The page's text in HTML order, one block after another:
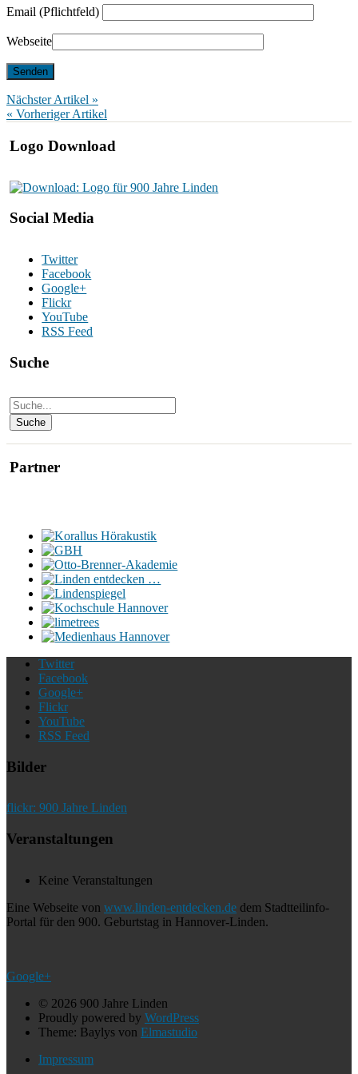
Email (Pflichtfeld)
Webseite
Nächster Artikel »
« Vorheriger Artikel
Logo Download
Social Media
Twitter
Facebook
Google+
Flickr
YouTube
RSS Feed
Suche
Partner
Twitter
Facebook
Google+
Flickr
YouTube
RSS Feed
Bilder
flickr: 900 Jahre Linden
Veranstaltungen
Keine Veranstaltungen
Eine Webseite von www.linden-entdecken.de dem Stadtteilinfo-
Portal für den 900. Geburtstag in Hannover-Linden.
Google+
© 2026 900 Jahre Linden
Proudly powered by WordPress
Theme: Baylys von Elmastudio
Impressum